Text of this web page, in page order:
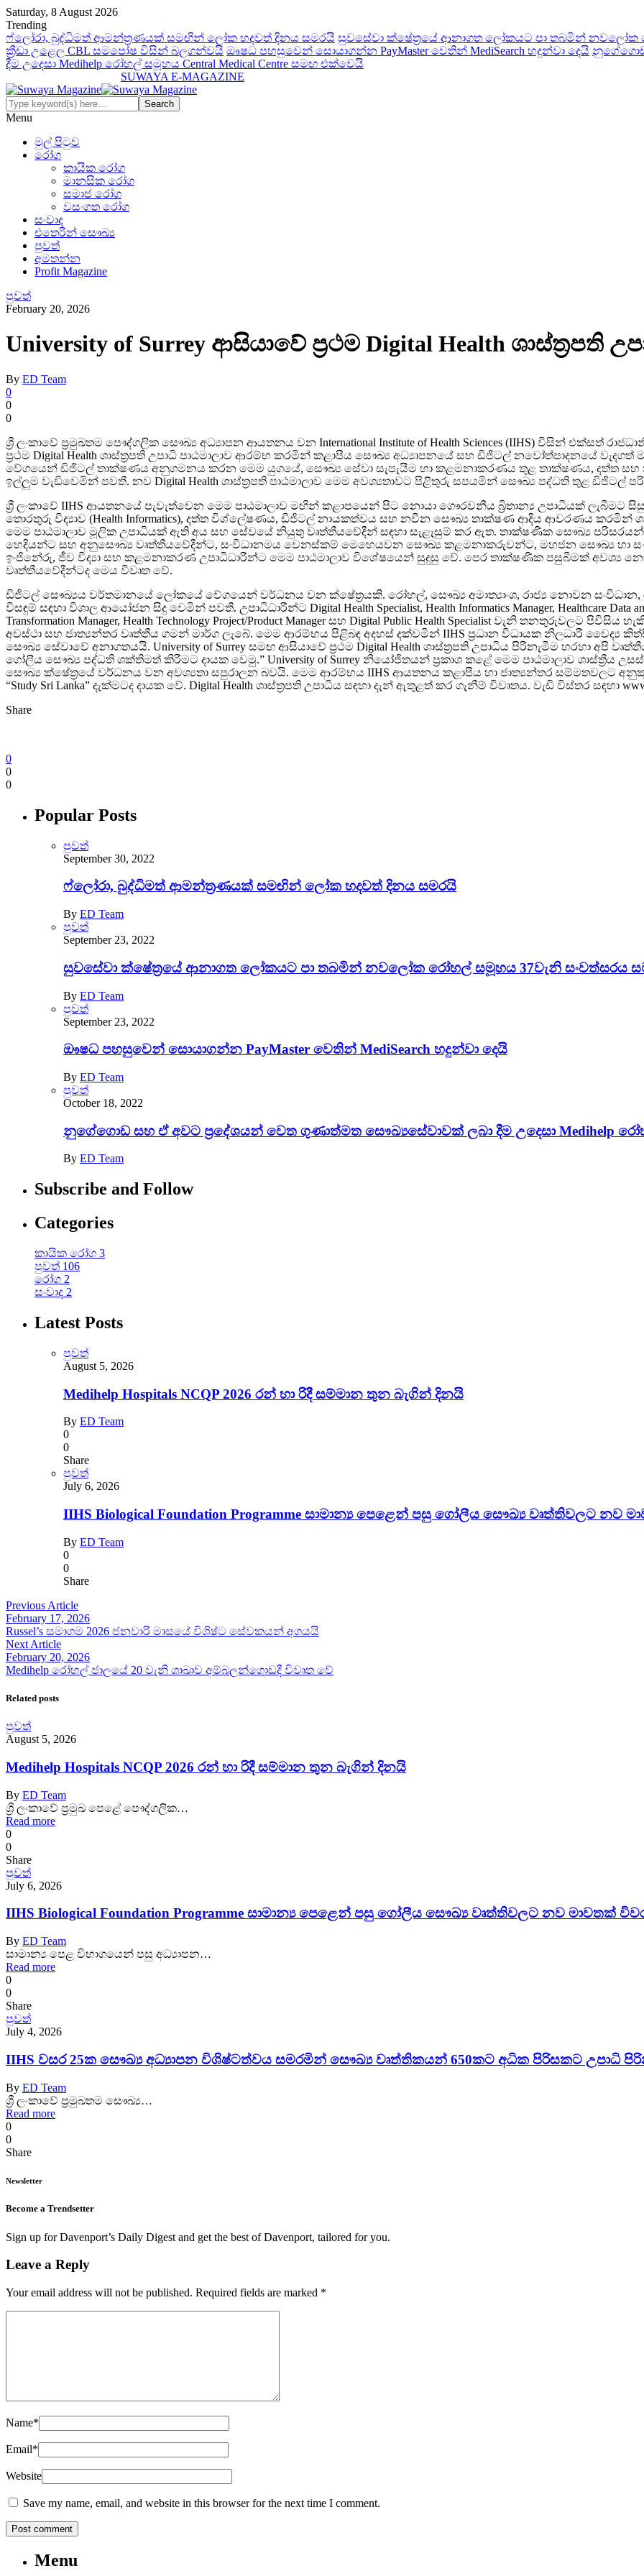
Saturday, 8 August 2026
Trending
ෆ්ලෝරා, බුද්ධිමත් ආමන්ත්‍රණයක් සමඟින් ලෝක හදවත් දිනය සමරයි සුවසේවා ක්ෂේත්‍රයේ ආනාගත ලෝකයට පා තබමින් නවලෝක
ක්‍රීඩා උළෙල CBL සමපෝෂ විසින් බලගන්වයි ඖෂධ පහසුවෙන් සොයාගන්න PayMaster වෙතින් MediSearch හදුන්වා දෙයි නුගේගොඩ
දීම උදෙසා Medihelp රෝහල් සමූහය Central Medical Centre සමඟ එක්වෙයි
SUWAYA E-MAGAZINE
Menu
මුල් පිටුව
රෝග
කායික රෝග
මානසික රෝග
සමාජ රෝග
වසංගත රෝග
සංවාද
එතෙරින් සෞඛ්‍ය
පුවත්
අමතන්න
Profit Magazine
පුවත්
February 20, 2026
University of Surrey ආසියාවේ ප්‍රථම Digital Health ශාස්ත්‍රපති
By ED Team
0
0
0
ශ්‍රී ලංකාවේ ප්‍රමුඛතම පෞද්ගලික සෞඛ්‍ය අධ්‍යාපන ආයතනය වන International Institute of Health Sciences (IIHS) විසින් එක්සත්
ප්‍රථම Digital Health ශාස්ත්‍රපති උපාධි පාඨමාලාව ආරම්භ කරමින් කළාපීය සෞඛ්‍ය අධ්‍යාපනයේ සහ ඩිජිටල් නවෝත්පාදනයේ
වේගයෙන් ඩිජිටල් තාක්ෂණය අනුගමනය කරන මෙම යුගයේ, සෞඛ්‍ය සේවා සැපැයීම හා කළමනාකරණය තුළ තාක්ෂණය, දත්ත සහ
ඉල්ලුම වැඩිවෙමින් පවතී. නව Digital Health ශාස්ත්‍රපති පාඨමාලාව මෙම අවශ්‍යතාවට පිළිතුරු සපයමින් සෞඛ්‍ය පද්ධති තුළ
ශ්‍රී ලංකාවේ IIHS ආයතනයේ පැවැත්වෙන මෙම පාඨමාලාව මඟින් කළාපයෙන් පිට නොයා ගෞරවනීය බ්‍රිතාන්‍ය උපාධියක් ලැබීමට
තොරතුරු විද්‍යාව (Health Informatics), දත්ත විශ්ලේෂණය, ඩිජිටල් නායකත්වය සහ නවීන සෞඛ්‍ය තාක්ෂණ ආදිය ආවරණය කරමින්
මෙම පාඨමාලාව මූලික උපාධියක් ඇති අය සහ සේවයේ නියුතු වෘත්තීයවේදීන් සඳහා සැළැසුම් කර ඇත. තාක්ෂණික සෞඛ්‍ය
හෙදියන්ට සහ අනුසෞඛ්‍ය වෘත්තීයවේදීන්ට, සංවිධානමය වෙනස්කම් මෙහෙයවන සෞඛ්‍ය කළමනාකරුවන්ට, මහජන සෞඛ්‍ය හා
ඉංජිනේරු, ජීව විද්‍යා සහ කළමනාකරණ උපාධිධාරීන්ට මෙම පාඨමාලාව විශේෂයෙන් සුදුසු වේ. පෙර තාක්ෂණික පසුබිමක්
වෘත්තීයවේදීන්ටද මෙය විවෘත වේ.
ඩිජිටල් සෞඛ්‍යය වර්තමානයේ ලෝකයේ වේගයෙන් වර්ධනය වන ක්ෂේත්‍රයකි. රෝහල්, සෞඛ්‍ය අමාත්‍යාංශ, රාජ්‍ය නොවන
විසඳුම් සඳහා විශාල ආයෝජන සිදු වෙමින් පවතී. උපාධිධාරීන්ට Digital Health Specialist, Health Informatics Manager, Healthcare Data and
Transformation Manager, Health Technology Project/Product Manager සහ Digital Public Health Specialist වැනි තනතුරුවලට
අවස්ථා සහ ජාත්‍යන්තර වෘත්තීය ගමන් මාර්ග ලැබේ. මෙම ආරම්භය පිළිබඳ අදහස් දක්වමින් IIHS ප්‍රධාන විධායක නිලධාරී වෛද්‍ය
සෞඛ්‍ය සේවාවේ අනාගතයයි. University of Surrey සමඟ ආසියාවේ ප්‍රථම Digital Health ශාස්ත්‍රපති උපාධිය පිරිනැමීම හරහා අපි
ගෝලීය සෞඛ්‍ය පද්ධති ශක්තිමත් කිරීමට දායක වෙමු.” University of Surrey නියෝජිතයන් ප්‍රකාශ කළේ මෙම පාඨමාලාව ශාස්ත්‍රීය
සෞඛ්‍ය ක්ෂේත්‍රයේ වර්ධනය වන අවශ්‍යතා සපුරාලන බවයි. මෙම ආරම්භය IIHS ආයතනය කළාපීය හා ජාත්‍යන්තර සම්මතවලට
“Study Sri Lanka” දැක්මටද දායක වේ. Digital Health ශාස්ත්‍රපති උපාධිය සඳහා දැන් ඇතුළත් කර ගැනීම් විවෘතය. වැඩි විස්තර සඳහා
Share
0
0
0
Popular Posts
පුවත්
September 30, 2022
ෆ්ලෝරා, බුද්ධිමත් ආමන්ත්‍රණයක් සමඟින් ලෝක හදවත් දිනය සමරයි
By ED Team
පුවත්
September 23, 2022
සුවසේවා ක්ෂේත්‍රයේ ආනාගත ලෝකයට පා තබමින් නවලෝක රෝහල් සමූහය 37වැනි සංවත්සරය
By ED Team
පුවත්
September 23, 2022
ඖෂධ පහසුවෙන් සොයාගන්න PayMaster වෙතින් MediSearch හදුන්වා දෙයි
By ED Team
පුවත්
October 18, 2022
නුගේගොඩ සහ ඒ අවට ප‍්‍රදේශයන් වෙත ගුණාත්මත සෞඛ්‍යසේවාවක් ලබා දීම උදෙසා Medihelp
By ED Team
Subscribe and Follow
Categories
කායික රෝග 3
පුවත් 106
රෝග 2
සංවාද 2
Latest Posts
පුවත්
August 5, 2026
Medihelp Hospitals NCQP 2026 රන් හා රිදී සම්මාන තුන බැගින් දිනයි
By ED Team
0
0
Share
පුවත්
July 6, 2026
IIHS Biological Foundation Programme සාමාන්‍ය පෙළෙන් පසු ගෝලීය සෞඛ්‍ය වෘත්තිවලට නව
By ED Team
0
0
Share
Previous Article
February 17, 2026
Russel’s සමාගම 2026 ජනවාරි මාසයේ විශිෂ්ට සේවකයන් අගයයි
Next Article
February 20, 2026
Medihelp රෝහල් ජාලයේ 20 වැනි ශාඛාව අම්බලන්ගොඩදී විවෘත වේ
Related posts
පුවත්
August 5, 2026
Medihelp Hospitals NCQP 2026 රන් හා රිදී සම්මාන තුන බැගින් දිනයි
By ED Team
ශ්‍රී ලංකාවේ ප්‍රමුඛ පෙළේ පෞද්ගලික…
Read more
0
0
Share
පුවත්
July 6, 2026
IIHS Biological Foundation Programme සාමාන්‍ය පෙළෙන් පසු ගෝලීය සෞඛ්‍ය වෘත්තිවලට නව මාවතක්
By ED Team
සාමාන්‍ය පෙළ විභාගයෙන් පසු අධ්‍යාපන…
Read more
0
0
Share
පුවත්
July 4, 2026
IIHS වසර 25ක සෞඛ්‍ය අධ්‍යාපන විශිෂ්ටත්වය සමරමින් සෞඛ්‍ය වෘත්තිකයන් 650කට අධික පිරිසකට උපාධි
By ED Team
ශ්‍රී ලංකාවේ ප්‍රමුඛතම සෞඛ්‍ය…
Read more
0
0
Share
Newsletter
Become a Trendsetter
Sign up for Davenport’s Daily Digest and get the best of Davenport, tailored for you.
Leave a Reply
Your email address will not be published. Required fields are marked *
Name*
Email*
Website
Save my name, email, and website in this browser for the next time I comment.
Menu